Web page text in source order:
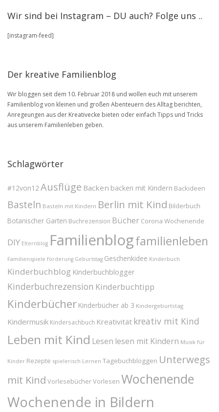
in
BLOG
Wir sind bei Instagram – DU auch? Folge uns ..
[instagram-feed]
Der kreative Familienblog
Wir bloggen seit dem 10. Februar 2018 und wollen euch mit unserem
Familienblog von kleinen und großen Abenteuern des Alltag berichten,
Anregeungen aus der Kreativecke bieten oder einfach Tipps und Tricks
aus unserem Familienleben geben.
Schlagwörter
#12von12 Ausflüge Backen backen mit Kindern Backideen
Basteln Basteln mit Kindern Berlin mit Kind Bilderbuch
Botanischer Garten Buchrezension Bücher Corona Wochenende
DIY Elternblog Familienblogfamilienleben
Familienspiele förderung Geburtstag Geschenkidee Kinderbuch
Kinderbuchblog Kinderbuchblogger
Kinderbuchrezension Kinderbuchtipp
Kinderbücher Kinderbücher ab 3 Kindergeburtstag
Kindermusik Kindersachbuch Kreativität kreativ mit Kind
Leben mit Kind Lesen lesen mit Kindern Musik für
Kinder Rezepte spielerisch Lernen Tagebuchbloggen Unterwegs
mit Kind VorlesebücherVorlesen Wochenende
Wochenende in Bildern